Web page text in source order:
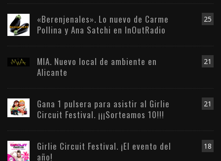
25
«Berenjenales». Lo nuevo de Carme
Pollina y Ana Satchi en InOutRadio
21
MIA. Nuevo local de ambiente en
Alicante
21
Gana 1 pulsera para asistir al Girlie
Circuit Festival. ¡¡¡Sorteamos 10!!!
18
Girlie Circuit Festival. ¡El evento del
año!